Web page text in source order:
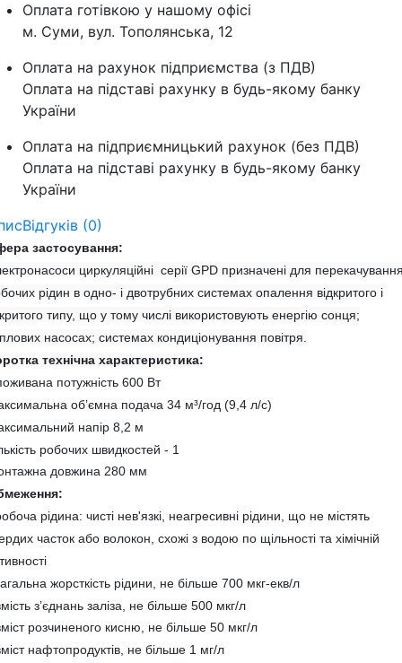
Оплата готівкою у нашому офісі
м. Суми, вул. Тополянська, 12
Оплата на рахунок підприємства (з ПДВ)
Оплата на підставі рахунку в будь-якому банку
України
Оплата на підприємницький рахунок (без ПДВ)
Оплата на підставі рахунку в будь-якому банку
України
Відгуків (0)
застосування:
циркуляційні серії GPD призначені для
рідин в одно- і двотрубних системах опалення відкритого і
типу, що у тому числі використовують енергію сонця;
насосах; системах кондиціонування повітря.
технічна характеристика:
потужність 600 Вт
об’ємна подача 34 м³/год (9,4 л/с)
напір 8,2 м
робочих швидкостей - 1
довжина 280 мм
рідина: чисті нев'язкі, неагресивні рідини, що не містять
часток або волокон, схожі з водою по щільності та хімічній
жорсткість рідини, не більше 700 мкг-екв/л
з’єднань заліза, не більше 500 мкг/л
розчиненого кисню, не більше 50 мкг/л
нафтопродуктів, не більше 1 мг/л